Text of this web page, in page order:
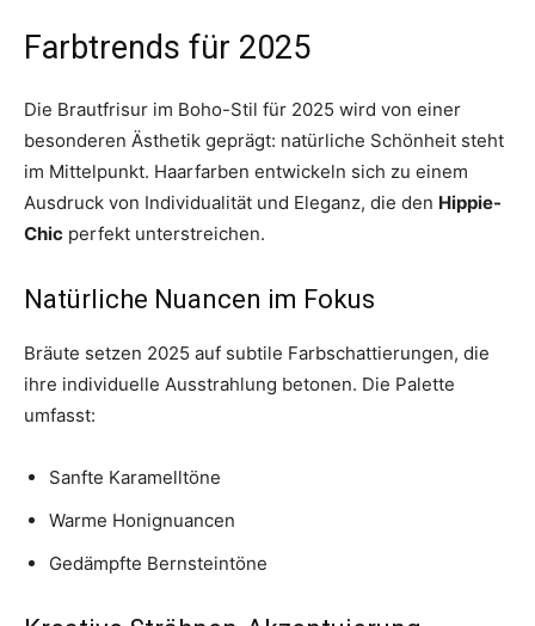
Farbtrends für 2025
Die Brautfrisur im Boho-Stil für 2025 wird von einer
besonderen Ästhetik geprägt: natürliche Schönheit steht
im Mittelpunkt. Haarfarben entwickeln sich zu einem
Ausdruck von Individualität und Eleganz, die den Hippie-
Chic perfekt unterstreichen.
Natürliche Nuancen im Fokus
Bräute setzen 2025 auf subtile Farbschattierungen, die
ihre individuelle Ausstrahlung betonen. Die Palette
umfasst:
Sanfte Karamelltöne
Warme Honignuancen
Gedämpfte Bernsteintöne